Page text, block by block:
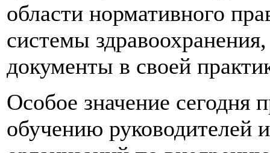
области нормативного
системы
документы в своей
Особое значение сегодня
обучению руководителей